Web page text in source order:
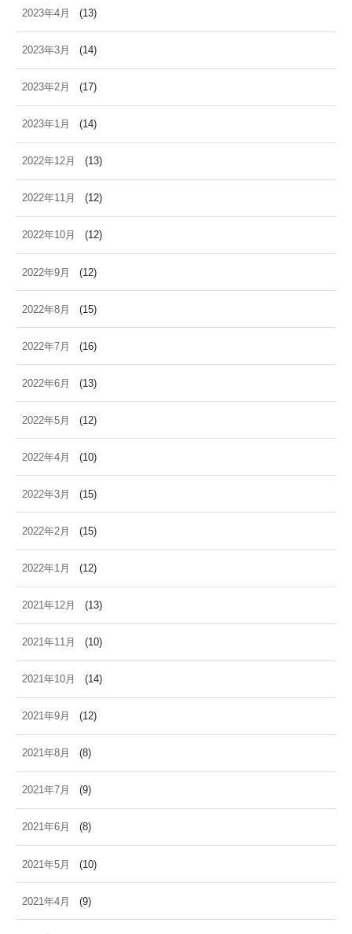
2023年4月 (13)
2023年3月 (14)
2023年2月 (17)
2023年1月 (14)
2022年12月 (13)
2022年11月 (12)
2022年10月 (12)
2022年9月 (12)
2022年8月 (15)
2022年7月 (16)
2022年6月 (13)
2022年5月 (12)
2022年4月 (10)
2022年3月 (15)
2022年2月 (15)
2022年1月 (12)
2021年12月 (13)
2021年11月 (10)
2021年10月 (14)
2021年9月 (12)
2021年8月 (8)
2021年7月 (9)
2021年6月 (8)
2021年5月 (10)
2021年4月 (9)